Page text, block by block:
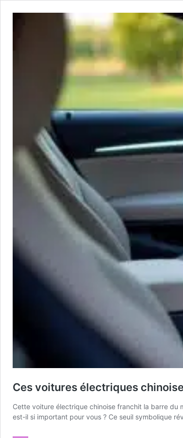
Ces voitures électriques
Cette voiture électrique chinoise franchit la barre du
est-il si important pour vous ? Ce seuil symbolique